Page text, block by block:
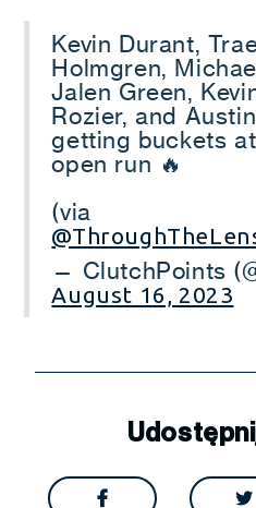
Kevin Durant,
Holmgren,
Jalen Green,
Rozier, and
getting buckets
open run 🔥
(via
— ClutchPoints
August 16, 2023
 